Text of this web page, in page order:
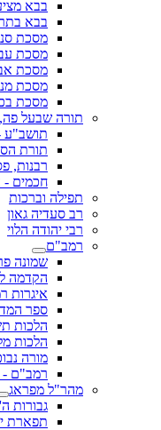
בבא
בבא
מסכת
מסכת
מסכת
מסכת
מסכת
תורה שבעל
תושב"ע
תורת
רבנות,
חכמים -
תפילה וברכות
רב סעדיה גאון
רבי יהודה הלוי
רמב"ם
שמונה
הקדמה
איגרות
ספר
הלכות
הלכות
מורה
רמב"ם -
מהר"ל מפראג
גבורות ה'
תפארת